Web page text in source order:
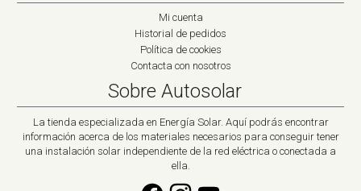
Mi cuenta
Historial de pedidos
Política de cookies
Contacta con nosotros
Sobre Autosolar
La tienda especializada en Energía Solar. Aquí podrás encontrar
información acerca de los materiales necesarios para conseguir tener
una instalación solar independiente de la red eléctrica o conectada a
ella.